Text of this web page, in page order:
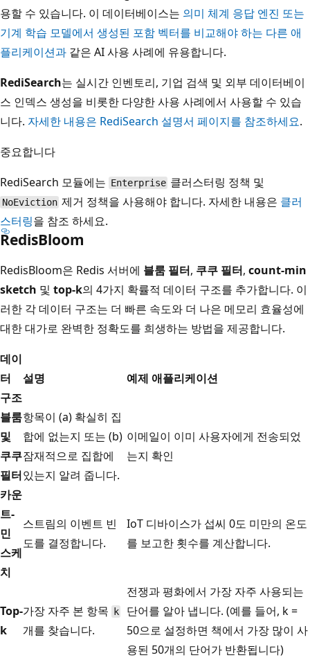
용할 수 있습니다. 이 데이터베이스는 의미 체계 응답 엔진 또는
기계 학습 모델에서 생성된 포함 벡터를 비교해야 하는 다른 애
플리케이션과 같은 AI 사용 사례에 유용합니다.
RediSearch는 실시간 인벤토리, 기업 검색 및 외부 데이터베이
스 인덱스 생성을 비롯한 다양한 사용 사례에서 사용할 수 있습
니다. 자세한 내용은 RediSearch 설명서 페이지를 참조하세요.
중요합니다
RediSearch 모듈에는 Enterprise 클러스터링 정책 및
NoEviction 제거 정책을 사용해야 합니다. 자세한 내용은 클러
스터링을 참조 하세요.
RedisBloom
RedisBloom은 Redis 서버에 블룸 필터, 쿠쿠 필터, count-min
sketch 및 top-k의 4가지 확률적 데이터 구조를 추가합니다. 이
러한 각 데이터 구조는 더 빠른 속도와 더 나은 메모리 효율성에
대한 대가로 완벽한 정확도를 희생하는 방법을 제공합니다.
데이
터
구조
설명 예제 애플리케이션
블룸
및
쿠쿠
필터
항목이 (a) 확실히 집
합에 없는지 또는 (b)
잠재적으로 집합에
있는지 알려 줍니다.
이메일이 이미 사용자에게 전송되었
는지 확인
카운
트-
민
스케
치
스트림의 이벤트 빈
도를 결정합니다.
IoT 디바이스가 섭씨 0도 미만의 온도
를 보고한 횟수를 계산합니다.
Top-
k
가장 자주 본 항목 k
개를 찾습니다.
전쟁과 평화에서 가장 자주 사용되는
단어를 알아 냅니다. (예를 들어, k =
50으로 설정하면 책에서 가장 많이 사
용된 50개의 단어가 반환됩니다)